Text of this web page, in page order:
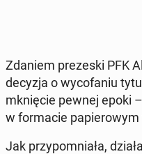
Zdaniem pre­ze­ski PFK
decyzja o wy­co­fa­niu
mknię­cie pewnej epoki
w for­ma­cie pa­pie­ro­wym
Jak przy­po­mnia­ła,